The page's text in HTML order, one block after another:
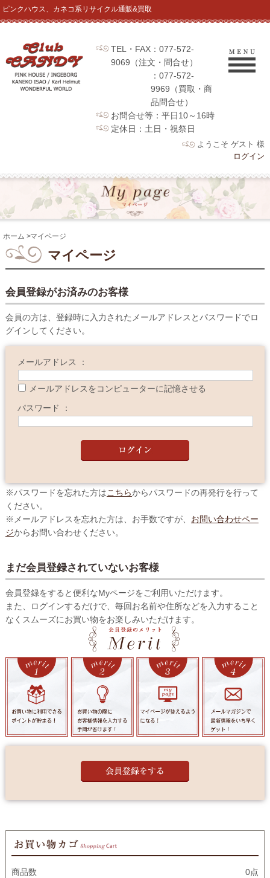
ピンクハウス、カネコ系リサイクル通販&買取
TEL・FAX：077-572-
9069（注文・問合せ）
：077-572-
9969（買取・商
品問合せ）
お問合せ等：平日10～16時
定休日：土日・祝祭日
ようこそ ゲスト 様
ログイン
ホーム >マイページ
マイページ
会員登録がお済みのお客様
会員の方は、登録時に入力されたメールアドレスとパスワードでロ
グインしてください。
メールアドレス ：
メールアドレスをコンピューターに記憶させる
パスワード ：
※パスワードを忘れた方はこちらからパスワードの再発行を行って
ください。
※メールアドレスを忘れた方は、お手数ですが、 お問い合わせペー
ジからお問い合わせください。
まだ会員登録されていないお客様
会員登録をすると便利なMyページをご利用いただけます。
また、ログインするだけで、毎回お名前や住所などを入力すること
なくスムーズにお買い物をお楽しみいただけます。
商品数
0点